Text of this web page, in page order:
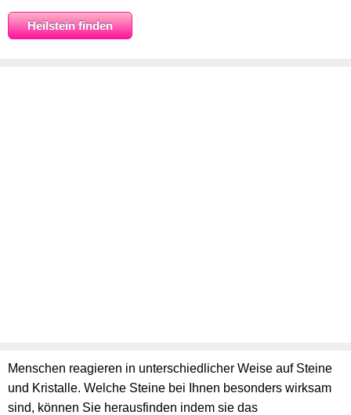
Menschen reagieren in unterschiedlicher Weise auf Steine
und Kristalle. Welche Steine bei Ihnen besonders wirksam
sind, können Sie herausfinden indem sie das